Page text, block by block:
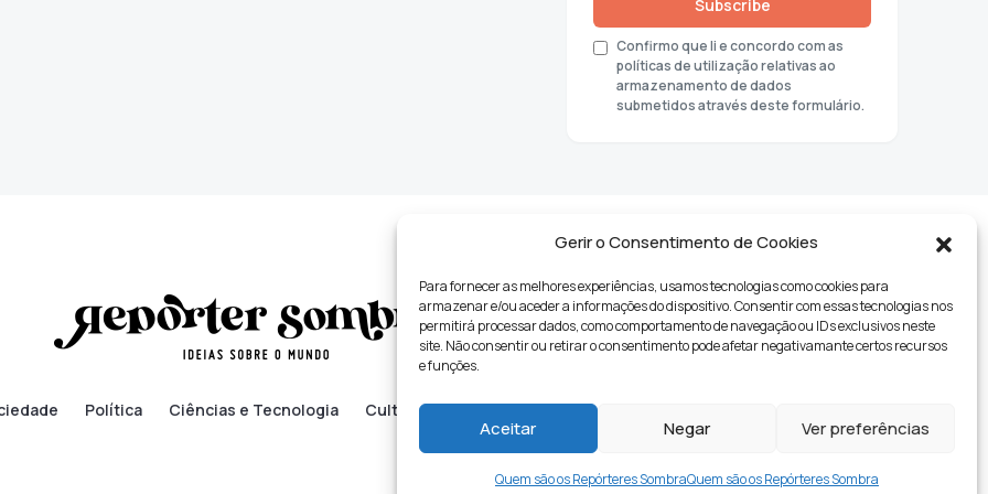
Gerir o Consentimento de Cookies
Para fornecer as melhores experiências, usamos tecnologias como cookies para
armazenar e/ou aceder a informações do dispositivo. Consentir com essas tecnologias nos
permitirá processar dados, como comportamento de navegação ou IDs exclusivos neste
site. Não consentir ou retirar o consentimento pode afetar negativamante certos recursos
e funções.
Aceitar Negar Ver preferências
Quem são os Repórteres SombraQuem são os Repórteres Sombra
Subscribe
Confirmo que li e concordo com as
políticas de utilização relativas ao
armazenamento de dados
submetidos através deste formulário.
Política Ciências e Tecnologia Cultura Lifestyle